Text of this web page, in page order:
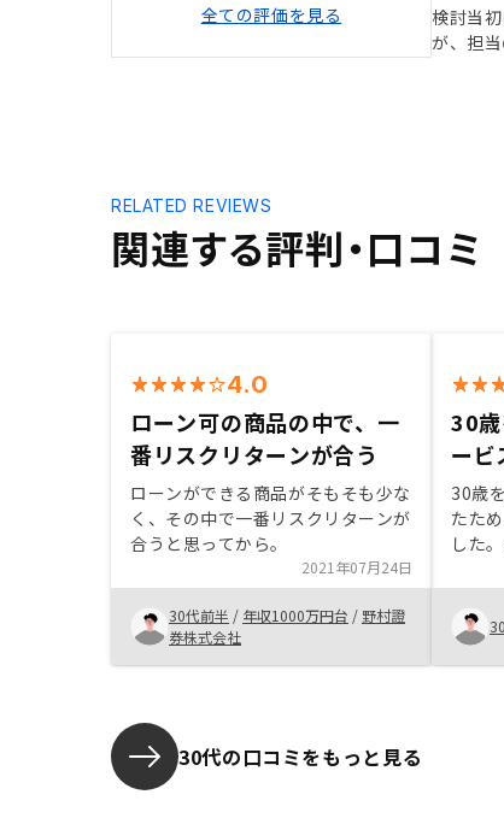
全ての評価を見る
検討当
が、担
関連する評判・口コミ
RELATED REVIEWS
4.0
ローン可の商品の中で、一
番リスクリターンが合う
ローンができる商品がそもそも少な
く、その中で一番リスクリターンが
合うと思ってから。
2021年07月24日
30代前半 / 年収1000万円台 / 野村證
券株式会社
30
ービ
30歳
たた
した
友人
頼が
の手
たた
30代の口コミをもっと見る